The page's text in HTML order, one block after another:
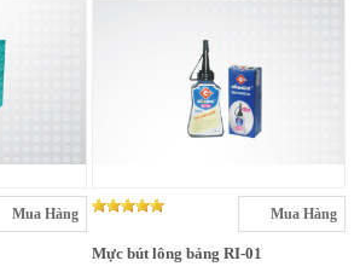
Mua Hàng Mua Hàng
Mực bút lông bảng RI-01